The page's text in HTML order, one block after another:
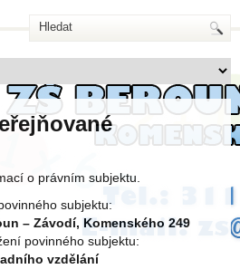
o právním subjektu.
subjektu:
– Závodí, Komenského 249
povinného subjektu:
vzdělání